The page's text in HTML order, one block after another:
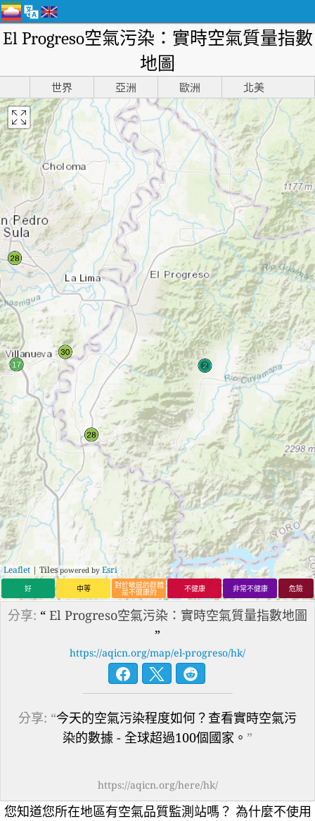
El Progreso空氣污染：實時空氣質量指數
地圖
世界 亞洲 歐洲 北美
Leaflet | Tilespowered by Esri
好 中等 對於敏感的群體
是不健康的 不健康 非常不健康 危險
分享: “ El Progreso空氣污染：實時空氣質量指數地圖
”
https://aqicn.org/map/el-progreso/hk/
分享: “今天的空氣污染程度如何？查看實時空氣污
染的數據 - 全球超過100個國家。 ”
https://aqicn.org/here/hk/
您知道您所在地區有空氣品質監測站嗎？ 為什麼不使用